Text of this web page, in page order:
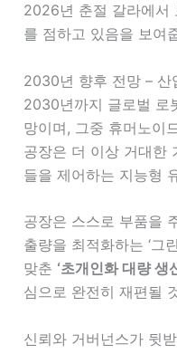
2026년 춘절 갈라에서
를 점하고 있음을 보여
2030년 향후 전망 – 산
2030년까지 글로벌 로
망이며, 그중 휴머노이
공장은 더 이상 거대한
들을 제어하는 지능형
공장은 스스로 부품을
출량을 최적화하는 ‘그
맞춘 ‘초개인화 대량 생
심으로 완전히 재편될
신뢰와 거버넌스가 뒷